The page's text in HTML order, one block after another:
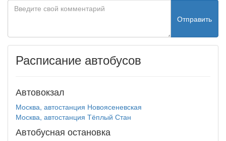
Отправить
Расписание автобусов
Автовокзал
Москва, автостанция Новоясеневская
Москва, автостанция Тёплый Стан
Автобусная остановка